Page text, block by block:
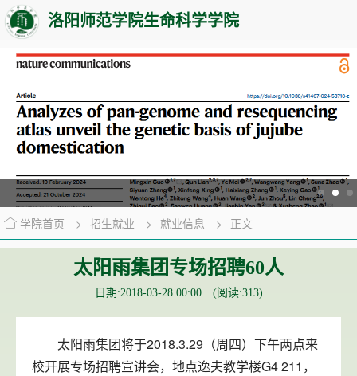
洛阳师范学院生命科学学院
学院首页 > 招生就业 > 就业信息 > 正文
太阳雨集团专场招聘60人
日期:2018-03-28 00:00 (阅读:313)
太阳雨集团将于2018.3.29（周四）下午两点来
校开展专场招聘宣讲会，地点逸夫教学楼G4 211，